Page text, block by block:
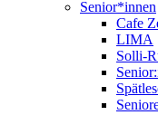
Senior*innen
Cafe
LIMA
Solli-